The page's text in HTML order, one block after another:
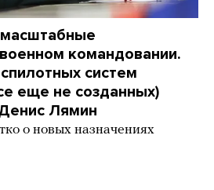
командовании.
систем
еще не созданных)
Лямин
о новых назначениях